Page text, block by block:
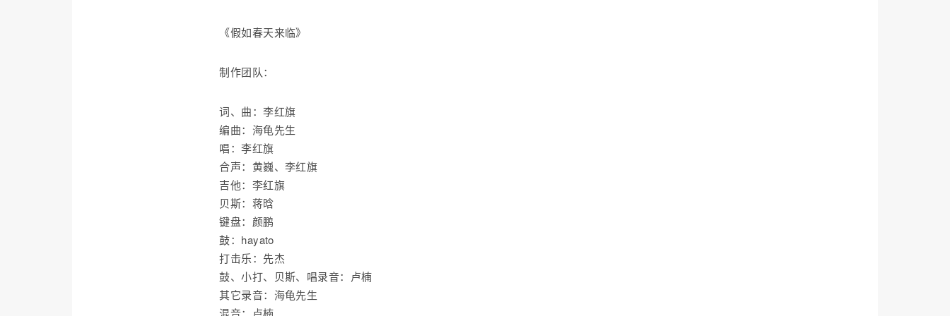
《假如春天来临》
制作团队：
词、曲：李红旗
编曲：海龟先生
唱：李红旗
合声：黄巍、李红旗
吉他：李红旗
贝斯：蒋晗
键盘：颜鹏
鼓：hayato
打击乐：先杰
鼓、小打、贝斯、唱录音：卢楠
其它录音：海龟先生
混音：卢楠